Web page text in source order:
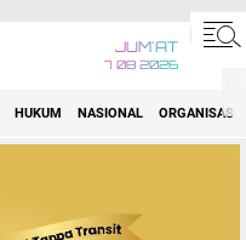
JUM'AT
7 08 2026
HUKUM NASIONAL ORGANISASI